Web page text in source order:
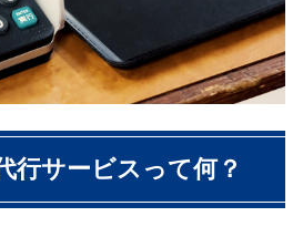
行サービスって何？